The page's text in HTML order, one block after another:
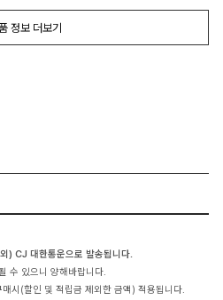
정보 더보기
) CJ 대한통운으로 발송됩니다.
수 있으니 양해바랍니다.
시(할인 및 적립금 제외한 금액) 적용됩니다.